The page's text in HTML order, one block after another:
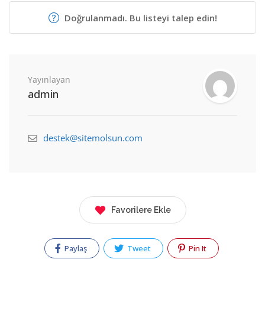
Doğrulanmadı. Bu listeyi talep edin!
Yayınlayan
admin
destek@sitemolsun.com
Favorilere Ekle
Paylaş Tweet Pin It